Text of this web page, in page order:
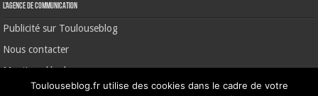
L’agence de communication
Publicité sur Toulouseblog
Nous contacter
Mentions légales
Toulouseblog.fr utilise des cookies dans le cadre de votre